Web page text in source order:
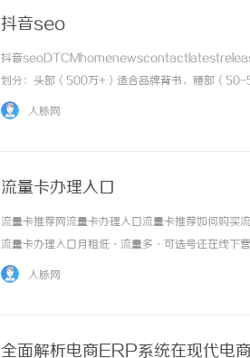
抖音seo
抖音
划分：头部（500万+）适合品牌背书，腰部（
价：头部单条视频10万起，腰部1-5万，尾部500-
人脉网
流量卡办理入口
流量卡推荐网流量卡办理入口流量卡推荐如何购
流量卡办理入口月租低·流量多·可选号还在线下
低、流量更充足，支持移动、联通、电信、广电四
人脉网
全面解析电商ERP系统在现代电